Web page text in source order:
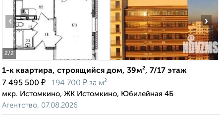
2/2
‹ ›
1-к квартира, строящийся дом, 39м², 7/17 этаж
7 495 500 ₽ 194 700 ₽ за м²
мкр. Истомкино, ЖК Истомкино, Юбилейная 4Б
Агентство, 07.08.2026